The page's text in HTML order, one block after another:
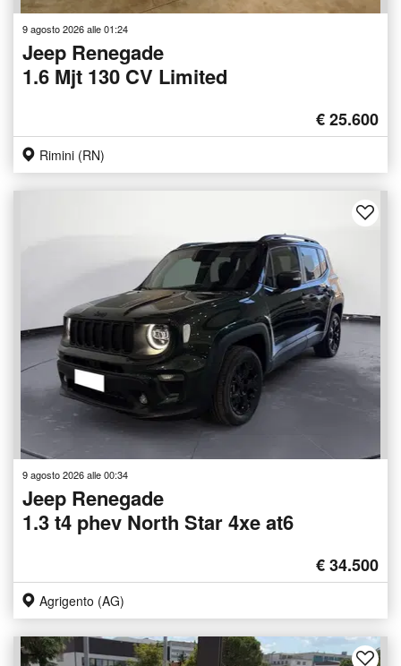
9 agosto 2026 alle 01:24
Jeep Renegade
1.6 Mjt 130 CV Limited
€ 25.600
Rimini (RN)
9 agosto 2026 alle 00:34
Jeep Renegade
1.3 t4 phev North Star 4xe at6
€ 34.500
Agrigento (AG)